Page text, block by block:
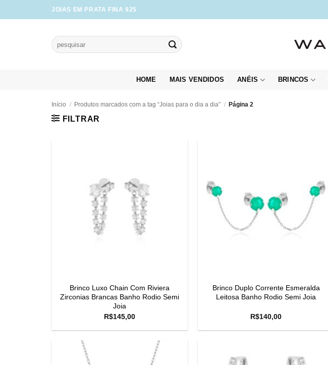
to
JOIAS EM PRATA FINA 925
Pesquisar
por:
HOME MAIS VENDIDOS ANÉIS BRINCOS
Início / Produtos marcados com a tag “Joias para o dia a dia” / Página 2
FILTRAR
Brinco Luxo Chain Com Riviera
Zirconias Brancas Banho Rodio Semi
Joia
R$145,00
Brinco Duplo Corrente Esmeralda
Leitosa Banho Rodio Semi Joia
R$140,00